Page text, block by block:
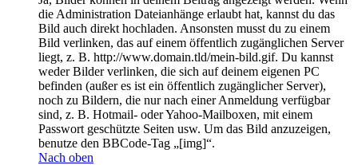
die Administration Dateianhänge erlaubt hat, kannst du das
Bild auch direkt hochladen. Ansonsten musst du zu einem
Bild verlinken, das auf einem öffentlich zugänglichen Server
liegt, z. B. http://www.domain.tld/mein-bild.gif. Du kannst
weder Bilder verlinken, die sich auf deinem eigenen PC
befinden (außer es ist ein öffentlich zugänglicher Server),
noch zu Bildern, die nur nach einer Anmeldung verfügbar
sind, z. B. Hotmail- oder Yahoo-Mailboxen, mit einem
Passwort geschützte Seiten usw. Um das Bild anzuzeigen,
benutze den BBCode-Tag „[img]“.
Nach oben